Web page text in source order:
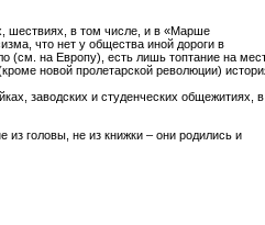
шествиях, в том числе, и в «Марше
что нет у общества иной дороги в
(см. на Европу), есть лишь топтание на
новой пролетарской революции)
заводских и студенческих общежитиях, в
головы, не из книжки – они родились и